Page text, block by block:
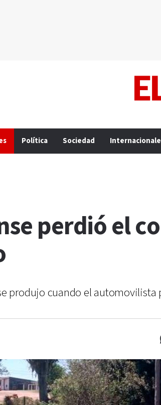
Política Sociedad
perdió el
produjo cuando el